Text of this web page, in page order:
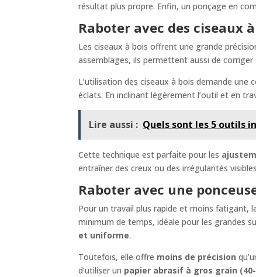
résultat plus propre. Enfin, un ponçage en
Raboter avec des ciseaux
Les ciseaux à bois offrent une grande
assemblages, ils permettent aussi de
L’utilisation des ciseaux à bois demande
éclats. En inclinant légèrement l’outil et en
Lire aussi : Quels sont les 5 outils
Cette technique est parfaite pour les
entraîner des creux ou des irrégularités
Raboter avec une
Pour un travail plus rapide et moins fatigant,
minimum de temps, idéale pour les grandes
et uniforme.
Toutefois, elle offre moins de précision
d’utiliser un papier abrasif à gros grain (40-